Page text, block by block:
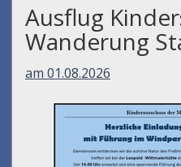
Ausflug
Wanderung
am 01.08.2026